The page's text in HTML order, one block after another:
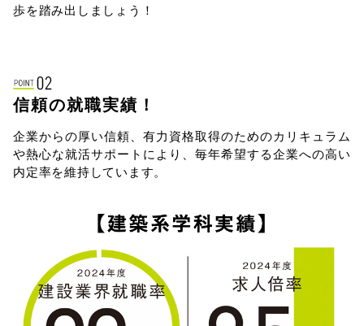
歩を踏み出しましょう！
信頼の就職実績！
企業からの厚い信頼、有力資格取得のためのカリキュラム
や熱心な就活サポートにより、毎年希望する企業への高い
内定率を維持しています。